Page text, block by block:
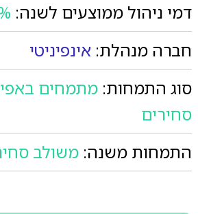
דמי ניהול ממוצעים לשנה:
חברה מנהלת: אינפיניטי
סוג התמחות: מתמחים
סחירים
התמחות משנה: משולב